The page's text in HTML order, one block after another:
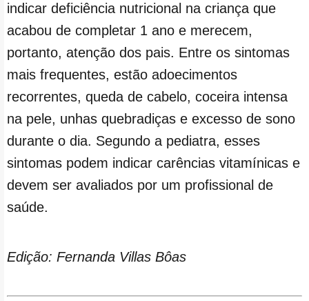
indicar deficiência nutricional na criança que
acabou de completar 1 ano e merecem,
portanto, atenção dos pais. Entre os sintomas
mais frequentes, estão adoecimentos
recorrentes, queda de cabelo, coceira intensa
na pele, unhas quebradiças e excesso de sono
durante o dia. Segundo a pediatra, esses
sintomas podem indicar carências vitamínicas e
devem ser avaliados por um profissional de
saúde.
Edição: Fernanda Villas Bôas